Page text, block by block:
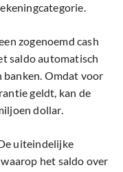
zogenoemd cash
saldo automatisch
banken. Omdat voor
geldt, kan de
dollar.
uiteindelijke
het saldo over